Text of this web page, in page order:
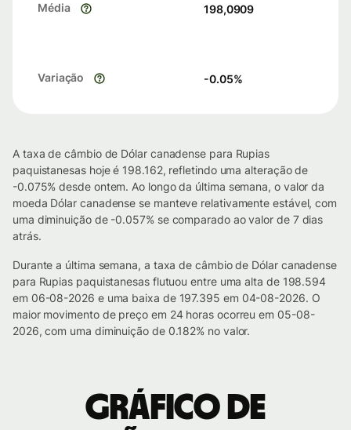
Média 198,0909
Variação -0.05%
A taxa de câmbio de Dólar canadense para Rupias
paquistanesas hoje é 198.162, refletindo uma alteração de
-0.075% desde ontem. Ao longo da última semana, o valor da
moeda Dólar canadense se manteve relativamente estável, com
uma diminuição de -0.057% se comparado ao valor de 7 dias
atrás.
Durante a última semana, a taxa de câmbio de Dólar canadense
para Rupias paquistanesas flutuou entre uma alta de 198.594
em 06-08-2026 e uma baixa de 197.395 em 04-08-2026. O
maior movimento de preço em 24 horas ocorreu em 05-08-
2026, com uma diminuição de 0.182% no valor.
Gráfico de